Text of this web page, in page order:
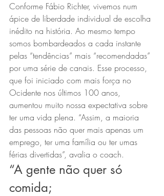
Conforme Fábio Richter, vivemos num
ápice de liberdade individual de escolha
inédito na história. Ao mesmo tempo
somos bombardeados a cada instante
pelas “tendências” mais “recomendadas”
por uma série de canais. Esse processo,
que foi iniciado com mais força no
Ocidente nos últimos 100 anos,
aumentou muito nossa expectativa sobre
ter uma vida plena. “Assim, a maioria
das pessoas não quer mais apenas um
emprego, ter uma família ou ter umas
férias divertidas”, avalia o coach.
“A gente não quer só
comida;